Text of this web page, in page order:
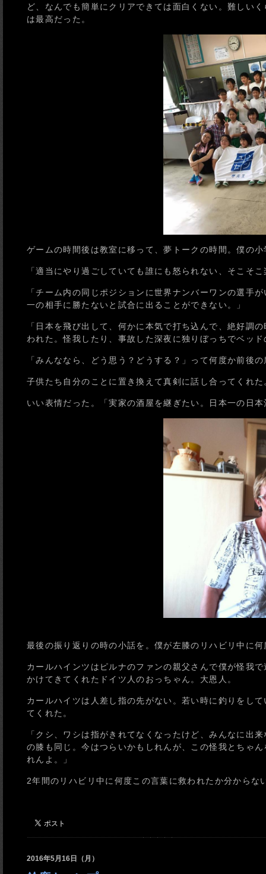
ど、なんでも簡単にクリアできては面白くない。難しい
は最高だった。
ゲームの時間後は教室に移って、夢トークの時間。僕の
「適当にやり過ごしていても誰にも怒られない、そこそ
「チーム内の同じポジションに世界ナンバーワンの選手
一の相手に勝たないと試合に出ることができない。」
「日本を飛び出して、何かに本気で打ち込んで、絶好調
われた。怪我したり、事故した深夜に独りぼっちでベッド
「みんななら、どう思う？どうする？」って何度か前後
子供たち自分のことに置き換えて真剣に話し合ってくれ
いい表情だった。「実家の酒屋を継ぎたい。日本一の日
最後の振り返りの時の小話を。僕が左膝のリハビリ中に
カールハインツはピルナのファンの親父さんで僕が怪我
かけてきてくれたドイツ人のおっちゃん。大恩人。
カールハイツは人差し指の先がない。若い時に釣りをし
てくれた。
「クシ、ワシは指がきれてなくなったけど、みんなに出
の膝も同じ。今はつらいかもしれんが、この怪我とちゃ
れんよ。」
2年間のリハビリ中に何度この言葉に救われたか分からな
2016年5月16日（月）